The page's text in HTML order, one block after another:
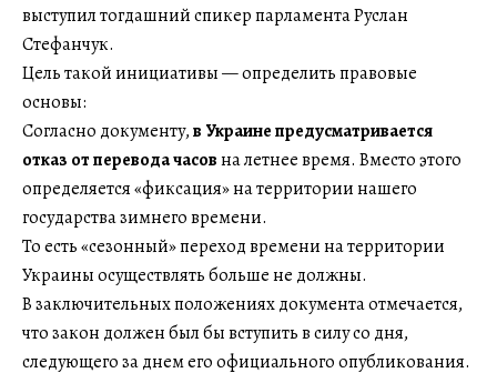
выступил тогдашний спикер парламента Руслан
Стефанчук.
Цель такой инициативы — определить правовые
основы:
Согласно документу,в Украине предусматривается
отказ от перевода часовна летнее время. Вместо этого
определяется «фиксация» на территории нашего
государства зимнего времени.
То есть «сезонный» переход времени на территории
Украины осуществлять больше не должны.
В заключительных положениях документа отмечается,
что закон должен был бы вступить в силу со дня,
следующего за днем его официального опубликования.